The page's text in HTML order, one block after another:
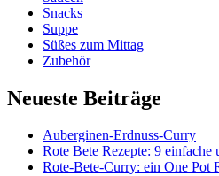
Snacks
Suppe
Süßes zum Mittag
Zubehör
Neueste Beiträge
Auberginen-Erdnuss-Curry
Rote Bete Rezepte: 9 einfache
Rote-Bete-Curry: ein One Pot